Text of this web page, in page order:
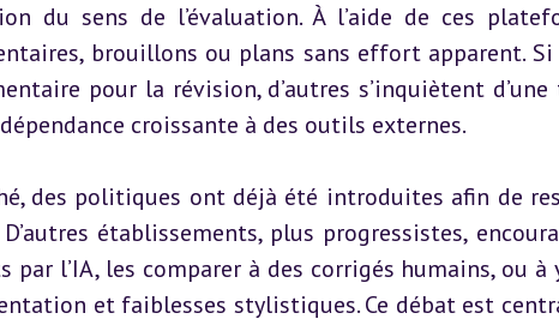
du sens de l’évaluation. À l’aide de ces
brouillons ou plans sans effort apparent.
pour la révision, d’autres s’inquiètent
croissante à des outils externes.
des politiques ont déjà été introduites afin de
établissements, plus progressistes,
l’IA, les comparer à des corrigés humains, ou à
et faiblesses stylistiques. Ce débat est